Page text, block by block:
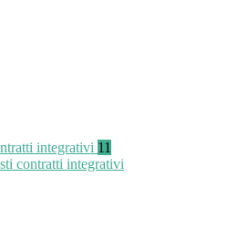
integrativi 11
contratti integrativi